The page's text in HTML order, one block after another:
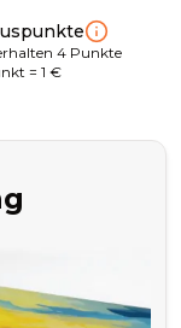
4 Punkte
= 1 €